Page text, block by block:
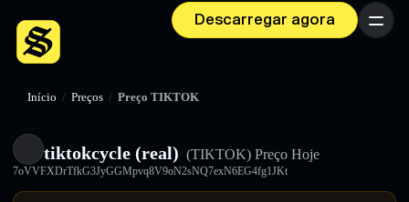
Descarregar agora Menu
Início / Preços / Preço TIKTOK
tiktokcycle (real) (TIKTOK) Preço Hoje
7oVVFXDrTfkG3JyGGMpvq8V9oN2sNQ7exN6EG4fg1JKt